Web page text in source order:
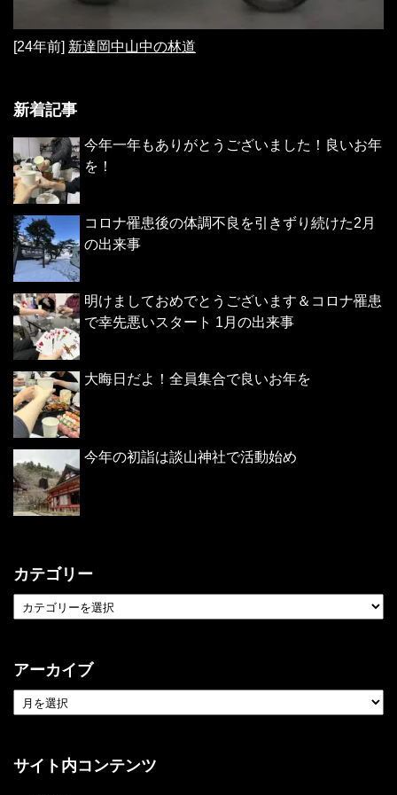
[24年前] 新達岡中山中の林道
新着記事
今年一年もありがとうございました！良いお年
を！
コロナ罹患後の体調不良を引きずり続けた2月
の出来事
明けましておめでとうございます＆コロナ罹患
で幸先悪いスタート 1月の出来事
大晦日だよ！全員集合で良いお年を
今年の初詣は談山神社で活動始め
カテゴリー
アーカイブ
サイト内コンテンツ